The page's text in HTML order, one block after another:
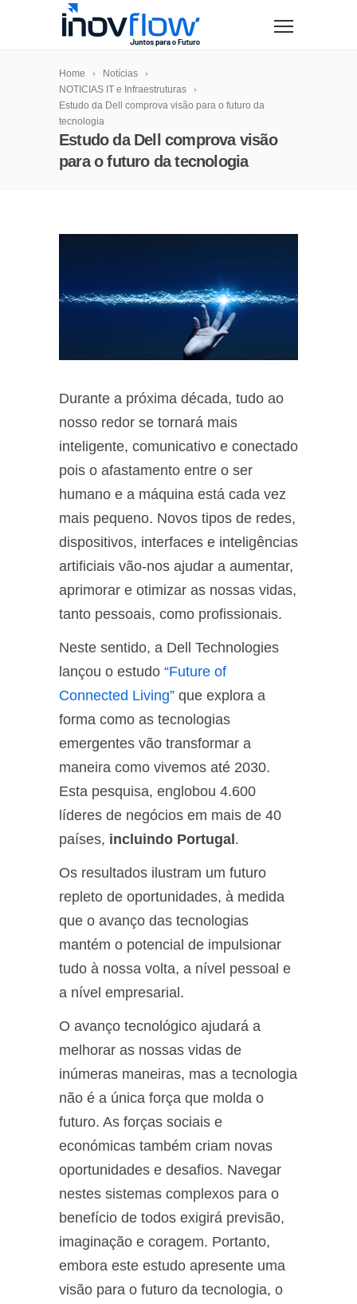
Home
Notícias
NOTICIAS IT e Infraestruturas
Estudo da Dell comprova visão para o futuro da
tecnologia
Estudo da Dell comprova visão
para o futuro da tecnologia
Durante a próxima década, tudo ao
nosso redor se tornará mais
inteligente, comunicativo e conectado
pois o afastamento entre o ser
humano e a máquina está cada vez
mais pequeno. Novos tipos de redes,
dispositivos, interfaces e inteligências
artificiais vão-nos ajudar a aumentar,
aprimorar e otimizar as nossas vidas,
tanto pessoais, como profissionais.
Neste sentido, a Dell Technologies
lançou o estudo “Future of
Connected Living” que explora a
forma como as tecnologias
emergentes vão transformar a
maneira como vivemos até 2030.
Esta pesquisa, englobou 4.600
líderes de negócios em mais de 40
países, incluindo Portugal.
Os resultados ilustram um futuro
repleto de oportunidades, à medida
que o avanço das tecnologias
mantém o potencial de impulsionar
tudo à nossa volta, a nível pessoal e
a nível empresarial.
O avanço tecnológico ajudará a
melhorar as nossas vidas de
inúmeras maneiras, mas a tecnologia
não é a única força que molda o
futuro. As forças sociais e
económicas também criam novas
oportunidades e desafios. Navegar
nestes sistemas complexos para o
benefício de todos exigirá previsão,
imaginação e coragem. Portanto,
embora este estudo apresente uma
visão para o futuro da tecnologia, o